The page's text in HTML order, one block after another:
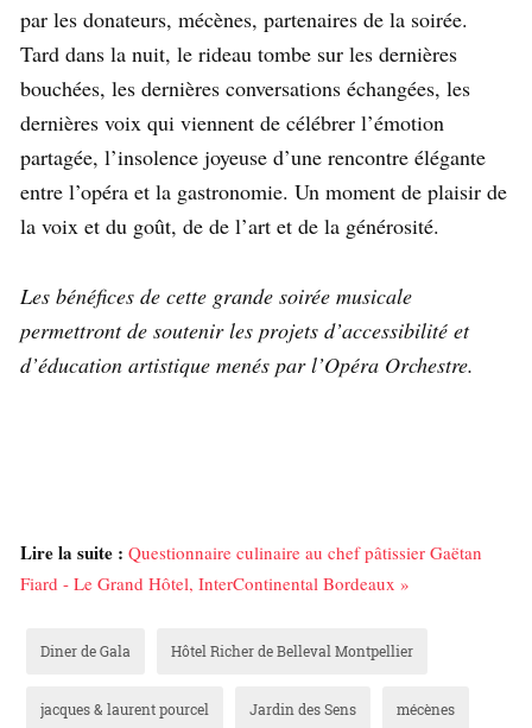
par les donateurs, mécènes, partenaires de la soirée.
Tard dans la nuit, le rideau tombe sur les dernières
bouchées, les dernières conversations échangées, les
dernières voix qui viennent de célébrer l’émotion
partagée, l’insolence joyeuse d’une rencontre élégante
entre l’opéra et la gastronomie. Un moment de plaisir de
la voix et du goût, de de l’art et de la générosité.
Les bénéfices de cette grande soirée musicale
permettront de soutenir les projets d’accessibilité et
d’éducation artistique menés par l’Opéra Orchestre.
Lire la suite : Questionnaire culinaire au chef pâtissier Gaëtan
Fiard - Le Grand Hôtel, InterContinental Bordeaux »
Diner de Gala Hôtel Richer de Belleval Montpellier
jacques & laurent pourcel Jardin des Sens mécènes